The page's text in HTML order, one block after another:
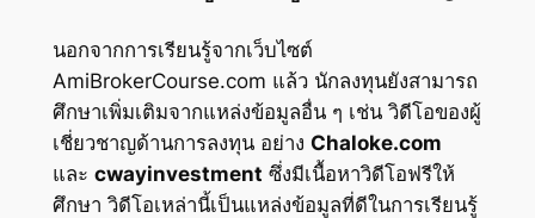
นอกจากการเรียนรู้จากเว็บไซต์
AmiBrokerCourse.com แล้ว นักลงทุนยังสามารถ
ศึกษาเพิ่มเติมจากแหล่งข้อมูลอื่น ๆ เช่น วิดีโอของผู้
เชี่ยวชาญด้านการลงทุน อย่าง Chaloke.com
และ cwayinvestment ซึ่งมีเนื้อหาวิดีโอฟรีให้
ศึกษา วิดีโอเหล่านี้เป็นแหล่งข้อมูลที่ดีในการเรียนรู้